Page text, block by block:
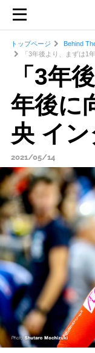
トップページ
Behind
「3年後より、まずは1
「3年
年後に
央 イ
2021/05/14